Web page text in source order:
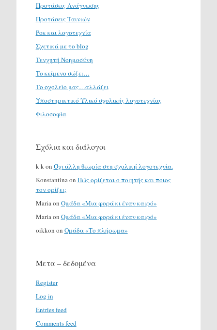
Προτάσεις Ανάγνωσης
Προτάσεις Ταινιών
Ροκ και λογοτεχνία
Σχετικά με το blog
Τενχητή Νοημοσύνη
Το κείμενο σώζει…
Το σχολείο μας…αλλάζει
Υποστηρικτικό Υλικό σχολικής λογοτεχνίας
Φιλοσοφία
Σχόλια και διάλογοι
k kon Όχι άλλη θεωρία στη σχολική λογοτεχνία.
Konstantinaon Πώς ορίζεται ο ποιητής και ποιος
τον ορίζει;
Mariaon Ομάδα «Μια φορά κι έναν καιρό»
Mariaon Ομάδα «Μια φορά κι έναν καιρό»
oikkon on Ομάδα «Το πλήρωμα»
Μετα – δεδομένα
Register
Log in
Entries feed
Comments feed